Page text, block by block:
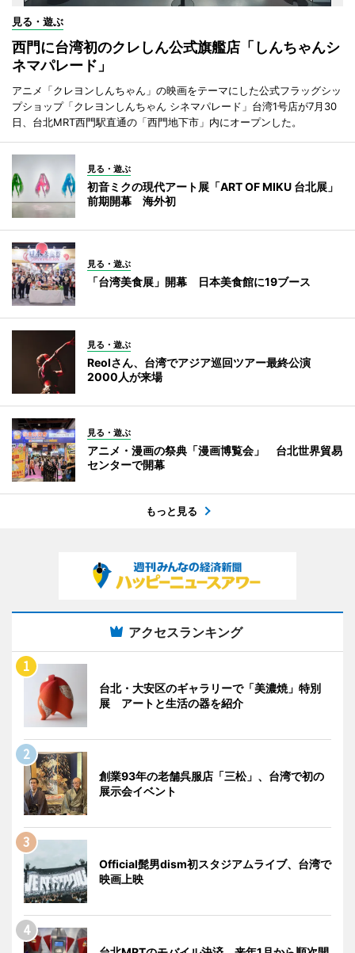
見る・遊ぶ
西門に台湾初のクレしん公式旗艦店「しんちゃんシ
ネマパレード」
アニメ「クレヨンしんちゃん」の映画をテーマにした公式フラッグシッ
プショップ「クレヨンしんちゃん シネマパレード」台湾1号店が7月30
日、台北MRT西門駅直通の「西門地下市」内にオープンした。
見る・遊ぶ
初音ミクの現代アート展「ART OF MIKU 台北展」
前期開幕 海外初
見る・遊ぶ
「台湾美食展」開幕 日本美食館に19ブース
見る・遊ぶ
Reolさん、台湾でアジア巡回ツアー最終公演
2000人が来場
見る・遊ぶ
アニメ・漫画の祭典「漫画博覧会」 台北世界貿易
センターで開幕
もっと見る
アクセスランキング
台北・大安区のギャラリーで「美濃焼」特別
展 アートと生活の器を紹介
創業93年の老舗呉服店「三松」、台湾で初の
展示会イベント
Official髭男dism初スタジアムライブ、台湾で
映画上映